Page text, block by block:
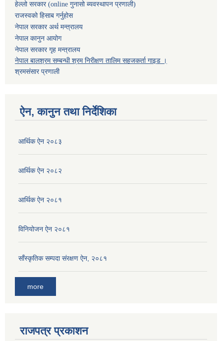
हेल्लो सरकार (online गुनासो ब्यवस्थापन प्रणाली)
राजस्वको हिसाब गर्नुहोस
नेपाल सरकार अर्थ मन्त्रालय
नेपाल कानुन आयोग
नेपाल सरकार गृह मन्त्रालय
नेपाल बालश्रम सम्बन्धी श्रम निरीक्षण तालिम सहजकर्ता गाइड ।
श्रमसंसार प्रणाली
ऐन, कानुन तथा निर्देशिका
आर्थिक ऐन २०८३
आर्थिक ऐन २०८२
आर्थिक ऐन २०८१
विनियोजन ऐन २०८१
साँस्कृतिक सम्पदा संरक्षण ऐन, २०८१
more
राजपत्र प्रकाशन